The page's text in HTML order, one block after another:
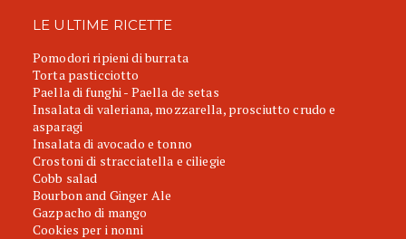
LE ULTIME RICETTE
Pomodori ripieni di burrata
Torta pasticciotto
Paella di funghi - Paella de setas
Insalata di valeriana, mozzarella, prosciutto crudo e
asparagi
Insalata di avocado e tonno
Crostoni di stracciatella e ciliegie
Cobb salad
Bourbon and Ginger Ale
Gazpacho di mango
Cookies per i nonni